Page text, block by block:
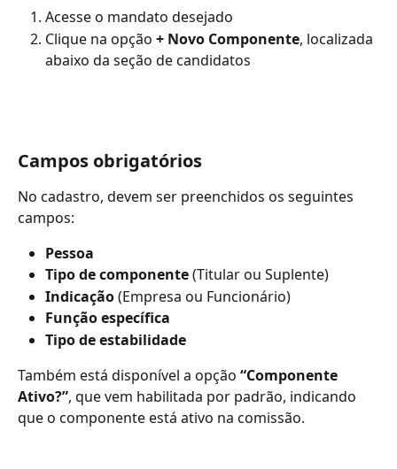
Acesse o mandato desejado
Clique na opção + Novo Componente, localizada
abaixo da seção de candidatos
Campos obrigatórios
No cadastro, devem ser preenchidos os seguintes
campos:
Pessoa
Tipo de componente (Titular ou Suplente)
Indicação (Empresa ou Funcionário)
Função específica
Tipo de estabilidade
Também está disponível a opção “Componente
Ativo?”, que vem habilitada por padrão, indicando
que o componente está ativo na comissão.